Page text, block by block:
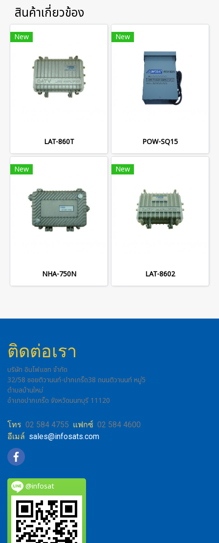
สินค้าเกี่ยวข้อง
New
LAT-860T
New
POW-SQ15
New
NHA-750N
New
LAT-8602
ติดต่อเรา
บริษัท อินโฟแซท จำกัด
32/58 ซอยติวานนท์-ปากเกร็ด38 ถนนติวานนท์ หมู่5
ตำบลบ้านใหม่
อำเภอปากเกร็ด จังหวัดนนทบุรี 11120
โทร 02 584 4755 แฟกซ์ 02 584 4600
อีเมล์ sales@infosats.com
@infosat